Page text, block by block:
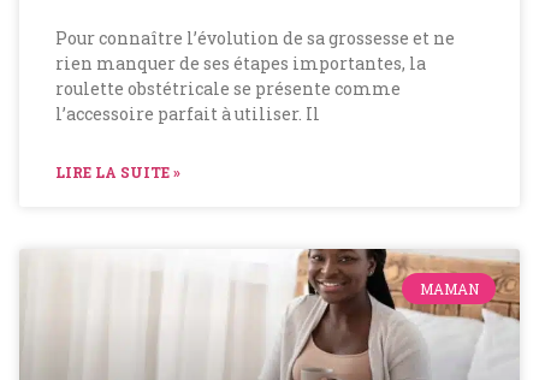
Pour connaître l’évolution de sa grossesse et ne
rien manquer de ses étapes importantes, la
roulette obstétricale se présente comme
l’accessoire parfait à utiliser. Il
LIRE LA SUITE »
MAMAN